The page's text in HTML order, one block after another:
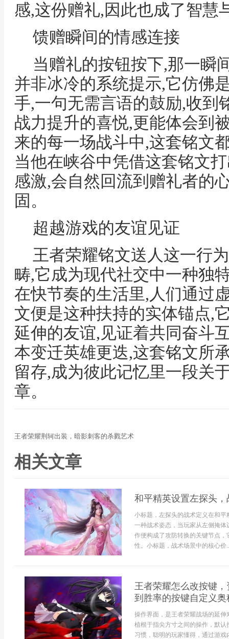
感,这份赠礼,因此也成了智慧
馈赠瞬间的情感连接
当赠礼的按钮按下,那一瞬
并非冰冷的系统提示,它仿佛
手,一句无需言语的鼓励,收到
战力提升的喜悦,更能体会到
来的每一场战斗中,这套铭文
当他在峡谷中凭借这套铭文
感激,会自然回流到赠礼者的
固。
超越游戏的友谊见证
王者荣耀铭文送人这一行
畴,它成为现代社交中一种独
在快节奏的生活里,人们通过
文便是这种扶持的实体锚点,
延伸的友谊,见证着共同奋斗
本变迁英雄更迭,这套铭文所
留存,成为彼此记忆里一段关
章。
王者荣耀荆轲出装，暗影刺客的杀戮艺术
相关文章
和平精英设置左探头
小标题，左探头的战术定义在和
一种战术姿态，当玩家从左侧掩
作便构成了攻防转换的关键节点
性。小标题，战术场景中的核心价
王者荣耀怎么改按键
到胜率的按键自定义奥
操作界面，是王者荣耀战场的延
植根于指尖方寸之间的操作，默
习惯，聪明的玩家懂得，通过游